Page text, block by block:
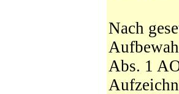
Nach
Abs. 1